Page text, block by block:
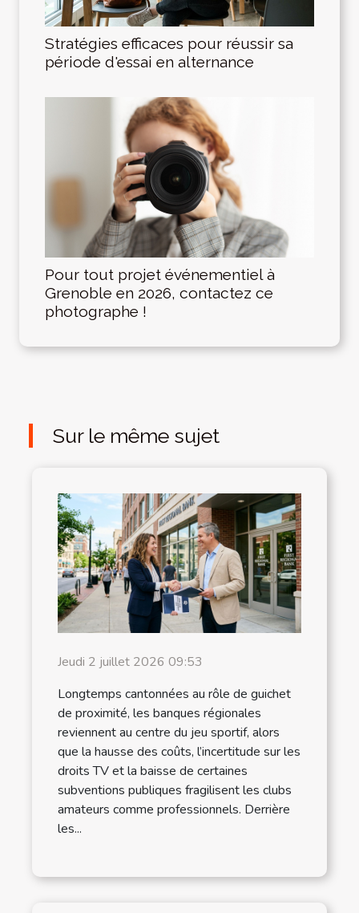
Stratégies efficaces pour réussir sa
période d'essai en alternance
Pour tout projet événementiel à
Grenoble en 2026, contactez ce
photographe !
Sur le même sujet
Jeudi 2 juillet 2026 09:53
Longtemps cantonnées au rôle de guichet
de proximité, les banques régionales
reviennent au centre du jeu sportif, alors
que la hausse des coûts, l’incertitude sur les
droits TV et la baisse de certaines
subventions publiques fragilisent les clubs
amateurs comme professionnels. Derrière
les...